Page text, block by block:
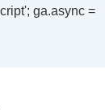
ga.async =